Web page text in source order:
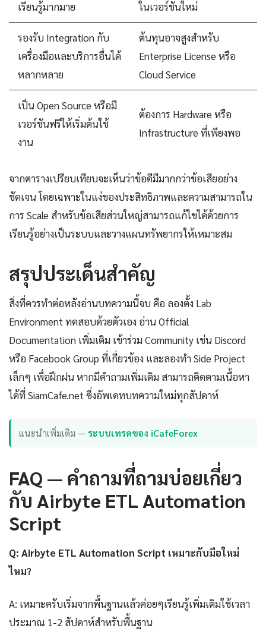
เรียนรู้มากมาย
ในเวอร์ชันใหม่
รองรับ Integration กับ
เครื่องมือและบริการอื่นได้
หลากหลาย
ต้นทุนอาจสูงสำหรับ
Enterprise License หรือ
Cloud Service
เป็น Open Source หรือมี
เวอร์ชันฟรีให้เริ่มต้นใช้
งาน
ต้องการ Hardware หรือ
Infrastructure ที่เพียงพอ
จากตารางเปรียบเทียบจะเห็นว่าข้อดีมีมากกว่าข้อเสียอย่าง
ชัดเจน โดยเฉพาะในแง่ของประสิทธิภาพและความสามารถใน
การ Scale สำหรับข้อเสียส่วนใหญ่สามารถแก้ไขได้ด้วยการ
เรียนรู้อย่างเป็นระบบและวางแผนทรัพยากรให้เหมาะสม
สรุปประเด็นสำคัญ
สิ่งที่ควรทำต่อหลังอ่านบทความนี้จบ คือ ลองตั้ง Lab
Environment ทดสอบด้วยตัวเอง อ่าน Official
Documentation เพิ่มเติม เข้าร่วม Community เช่น Discord
หรือ Facebook Group ที่เกี่ยวข้อง และลองทำ Side Project
เล็กๆ เพื่อฝึกฝน หากมีคำถามเพิ่มเติม สามารถติดตามเนื้อหา
ได้ที่ SiamCafe.net ซึ่งอัพเดทบทความใหม่ทุกสัปดาห์
แนะนำเพิ่มเติม —ระบบเทรดของ iCafeForex
FAQ — คำถามที่ถามบ่อยเกี่ยว
กับ Airbyte ETL Automation
Script
Q: Airbyte ETL Automation Script เหมาะกับมือใหม่
ไหม?
A: เหมาะครับเริ่มจากพื้นฐานแล้วค่อยๆเรียนรู้เพิ่มเติมใช้เวลา
ประมาณ 1-2 สัปดาห์สำหรับพื้นฐาน